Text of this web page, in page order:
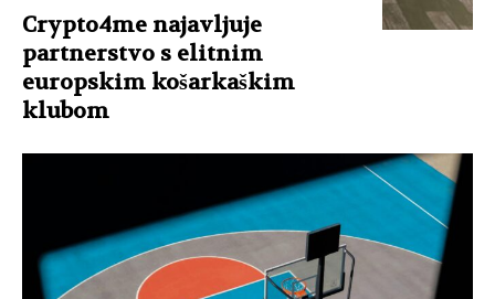
Crypto4me najavljuje
partnerstvo s elitnim
europskim košarkaškim
klubom